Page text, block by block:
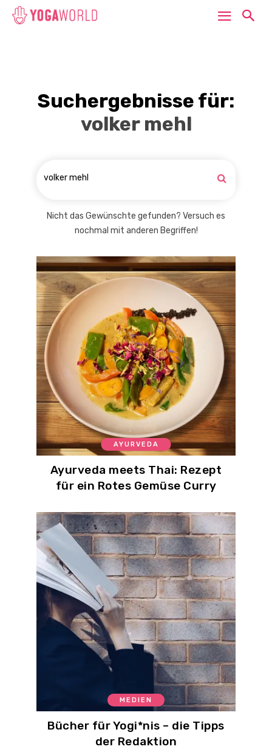
Suchergebnisse für:
volker mehl
Nicht das Gewünschte gefunden? Versuch es
nochmal mit anderen Begriffen!
AYURVEDA
Ayurveda meets Thai: Rezept
für ein Rotes Gemüse Curry
MEDIEN
Bücher für Yogi*nis – die Tipps
der Redaktion